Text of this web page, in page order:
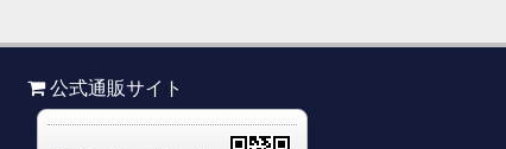
公式通販サイト